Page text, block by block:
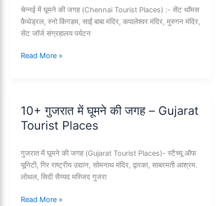
Tourist
Places
चेन्नई में घूमने की जगह (Chennai Tourist Places) :- सेंट थॉमस
कैथेड्रल, स्नो किंगडम, साईं बाबा मंदिर, कपालेश्वर मंदिर, मुरुगन मंदिर,
सेंट जॉर्ज संग्रहालय पर्यटन
10+
जगह
Tourist
Places
Read More »
10+ गुजरात में घूमने की जगह – Gujarat
Tourist Places
गुजरात में घूमने की जगह (Gujarat Tourist Places)- स्टैच्यू ऑफ
यूनिटी, गिर राष्ट्रीय उद्यान, सोमनाथ मंदिर, द्वारका, साबरमती आश्रम.
लोथल, सिदी सैय्यद मस्जिद गुजरा
10+
Read More »